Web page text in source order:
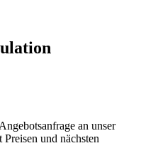
an unser
und nächsten